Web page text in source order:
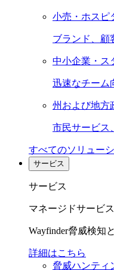
小売・ホスピ
ブランド、顧
中小企業・ス
迅速なチーム
州および地方
市民サービス
すべてのソリュー
サービス
サービス
マネージドサービス
Wayfinder脅威検知
詳細はこちら
脅威ハンティ